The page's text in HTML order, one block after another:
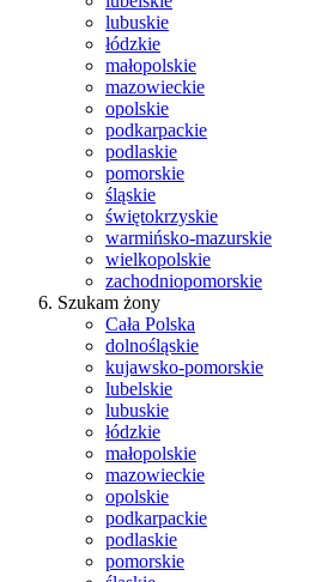
lubuskie
łódzkie
małopolskie
mazowieckie
opolskie
podkarpackie
podlaskie
pomorskie
śląskie
świętokrzyskie
warmińsko-mazurskie
wielkopolskie
zachodniopomorskie
Szukam żony
Cała Polska
dolnośląskie
kujawsko-pomorskie
lubelskie
lubuskie
łódzkie
małopolskie
mazowieckie
opolskie
podkarpackie
podlaskie
pomorskie